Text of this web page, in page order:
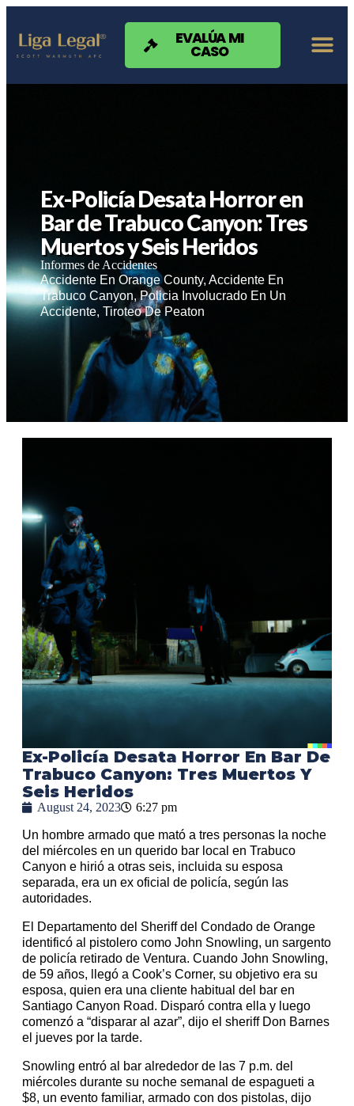
Nota:
sitio
web
EVALÚA MI
CASO
Ex-Policía Desata Horror en
Bar de Trabuco Canyon: Tres
Muertos y Seis Heridos
Informes de Accidentes
Accidente En Orange County,Accidente En
Trabuco Canyon,Policia Involucrado En Un
Accidente,Tiroteo De Peaton
Ex-Policía Desata Horror En Bar De
Trabuco Canyon: Tres Muertos Y
Seis Heridos
August 24, 2023 6:27 pm
Un hombre armado que mató a tres personas la noche
del miércoles en un querido bar local en Trabuco
Canyon e hirió a otras seis, incluida su esposa
separada, era un ex oficial de policía, según las
autoridades.
El Departamento del Sheriff del Condado de Orange
identificó al pistolero como John Snowling, un sargento
de policía retirado de Ventura. Cuando John Snowling,
de 59 años, llegó a Cook’s Corner, su objetivo era su
esposa, quien era una cliente habitual del bar en
Santiago Canyon Road. Disparó contra ella y luego
comenzó a “disparar al azar”, dijo el sheriff Don Barnes
el jueves por la tarde.
Snowling entró al bar alrededor de las 7 p.m. del
miércoles durante su noche semanal de espagueti a
$8, un evento familiar, armado con dos pistolas, dijo